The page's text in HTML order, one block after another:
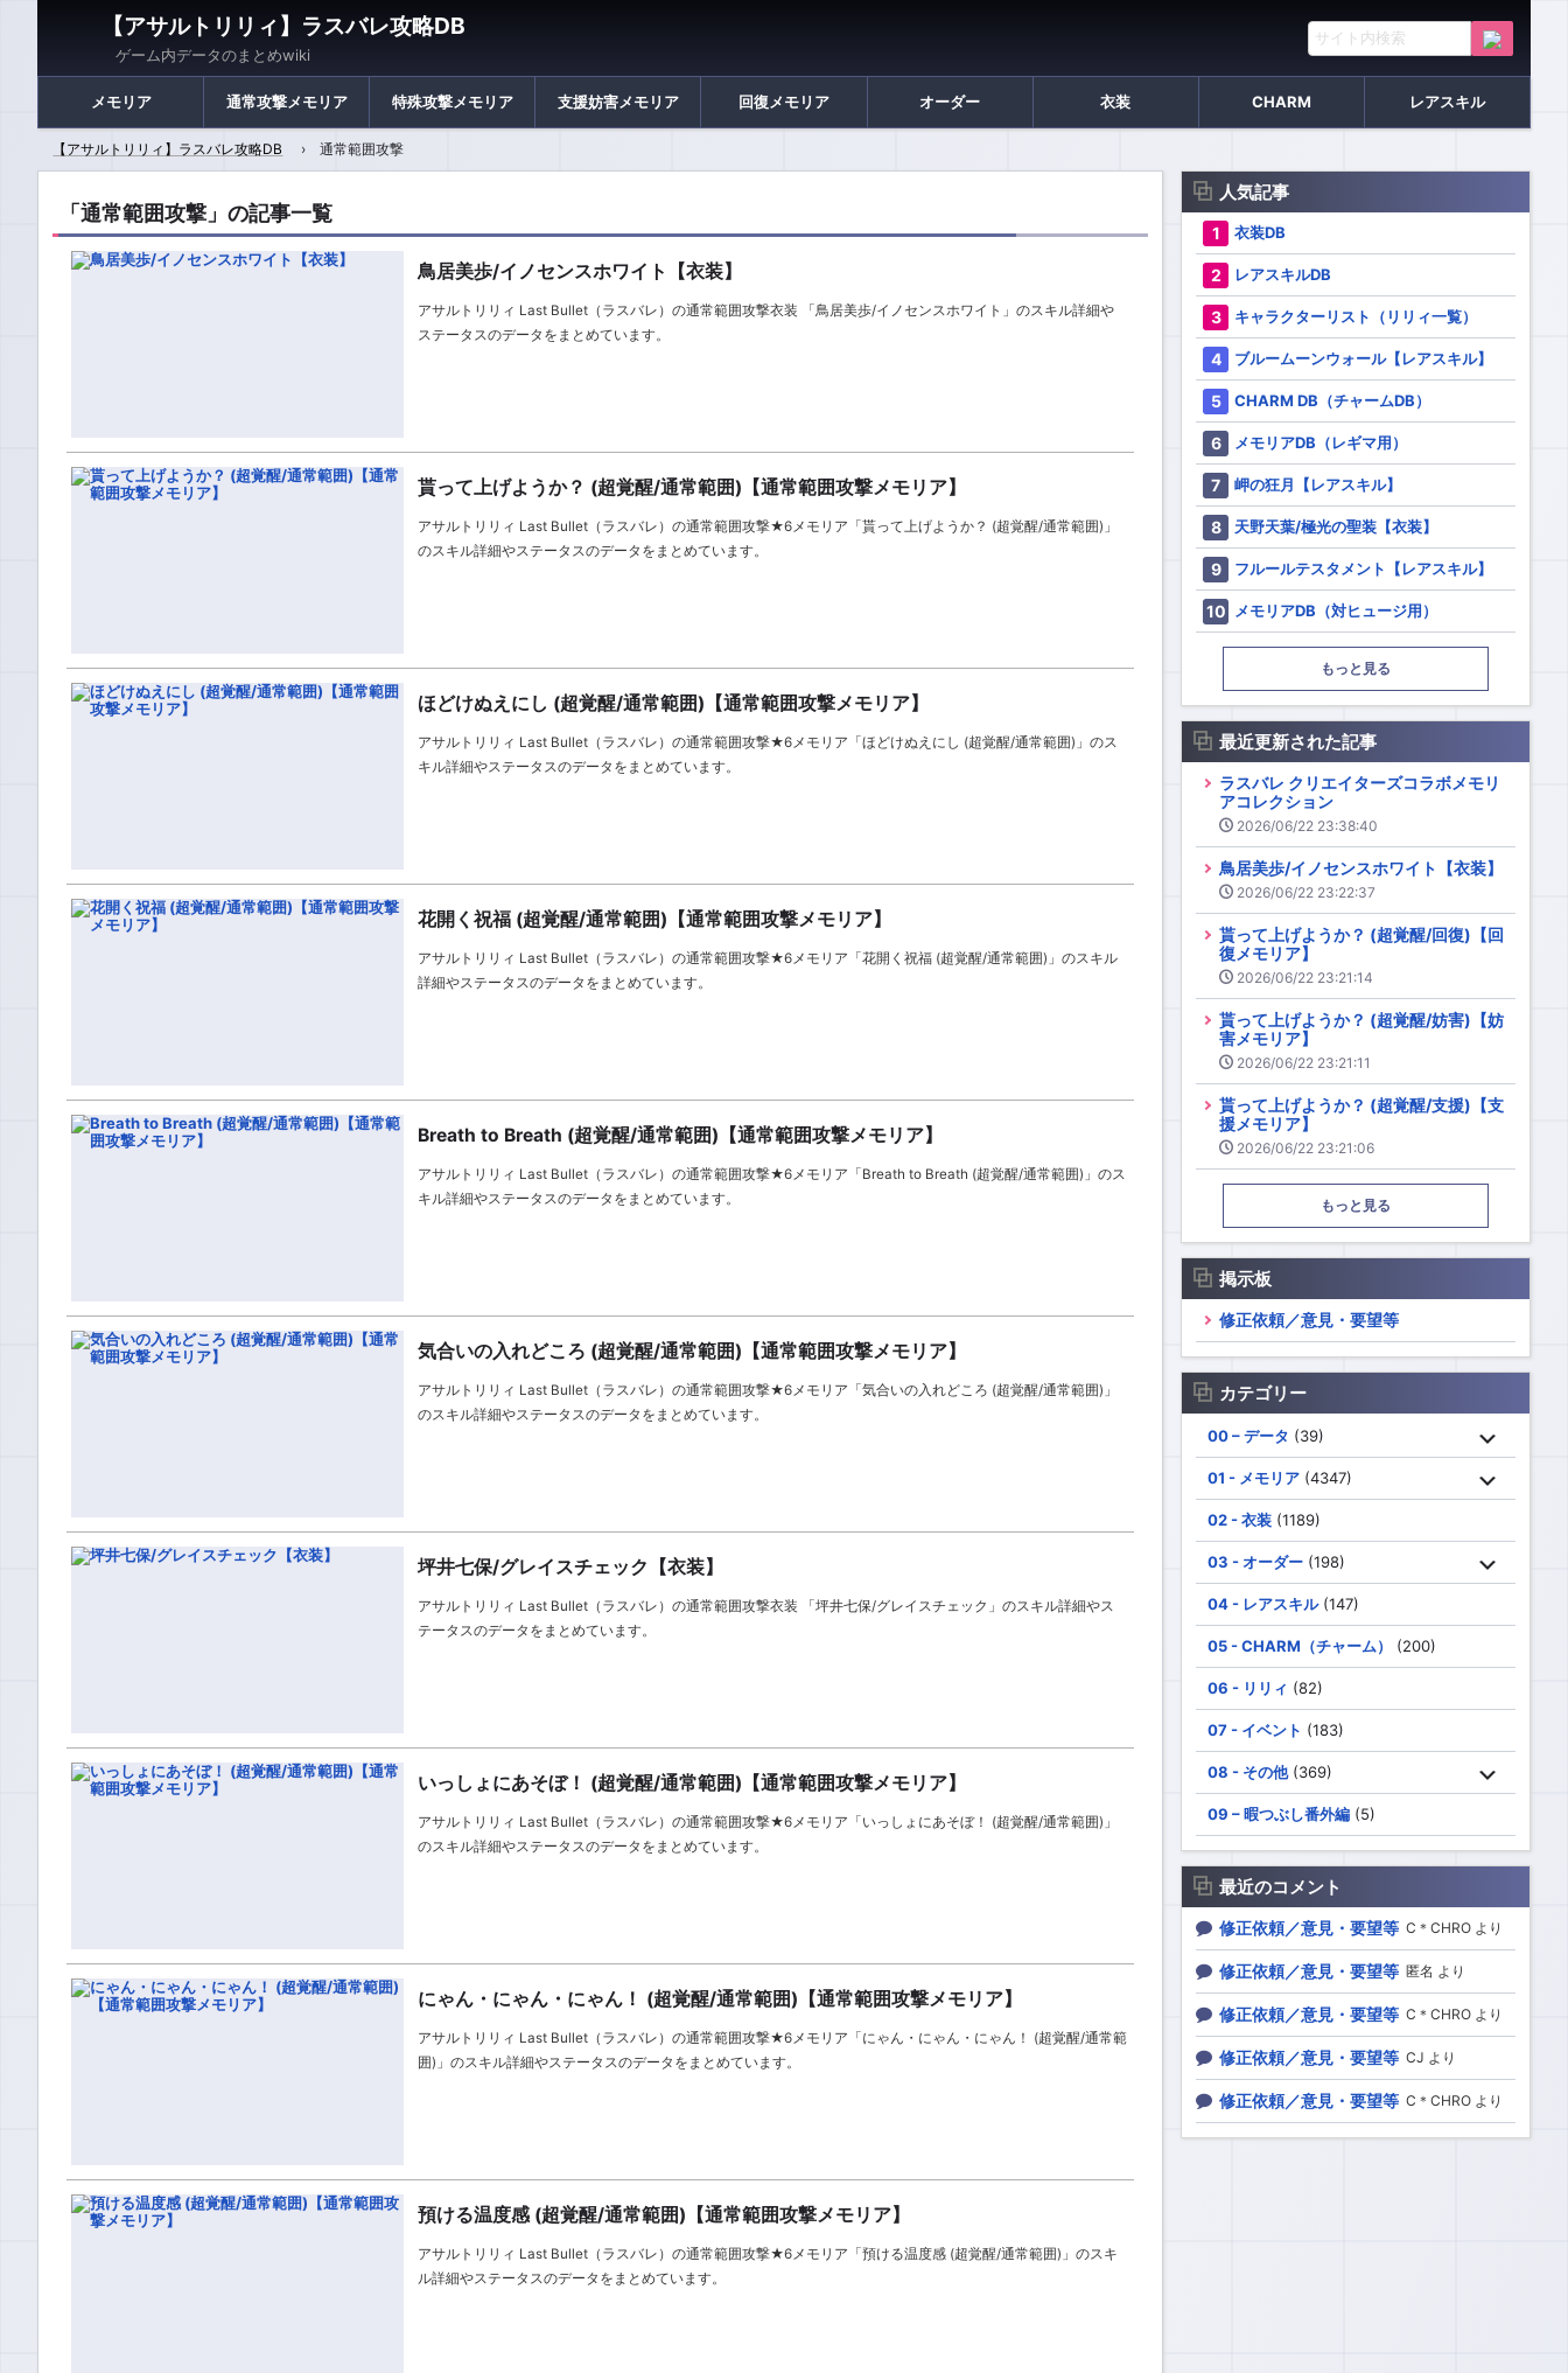
【アサルトリリィ】ラスバレ攻略DB
ゲーム内データのまとめwiki
メモリア 通常攻撃メモリア 特殊攻撃メモリア 支援妨害メモリア 回復メモリア オーダー 衣装 CHARM レアスキル
【アサルトリリィ】ラスバレ攻略DB 通常範囲攻撃
「通常範囲攻撃」の記事一覧
鳥居美歩/イノセンスホワイト【衣装】
アサルトリリィ Last Bullet（ラスバレ）の通常範囲攻撃衣装 「鳥居美歩/イノセンスホワイト」のスキル詳細や
ステータスのデータをまとめています。
貰って上げようか？ (超覚醒/通常範囲)【通常範囲攻撃メモリア】
アサルトリリィ Last Bullet（ラスバレ）の通常範囲攻撃★6メモリア「貰って上げようか？ (超覚醒/通常範囲)」
のスキル詳細やステータスのデータをまとめています。
ほどけぬえにし (超覚醒/通常範囲)【通常範囲攻撃メモリア】
アサルトリリィ Last Bullet（ラスバレ）の通常範囲攻撃★6メモリア「ほどけぬえにし (超覚醒/通常範囲)」のス
キル詳細やステータスのデータをまとめています。
花開く祝福 (超覚醒/通常範囲)【通常範囲攻撃メモリア】
アサルトリリィ Last Bullet（ラスバレ）の通常範囲攻撃★6メモリア「花開く祝福 (超覚醒/通常範囲)」のスキル
詳細やステータスのデータをまとめています。
Breath to Breath (超覚醒/通常範囲)【通常範囲攻撃メモリア】
アサルトリリィ Last Bullet（ラスバレ）の通常範囲攻撃★6メモリア「Breath to Breath (超覚醒/通常範囲)」のス
キル詳細やステータスのデータをまとめています。
気合いの入れどころ (超覚醒/通常範囲)【通常範囲攻撃メモリア】
アサルトリリィ Last Bullet（ラスバレ）の通常範囲攻撃★6メモリア「気合いの入れどころ (超覚醒/通常範囲)」
のスキル詳細やステータスのデータをまとめています。
坪井七保/グレイスチェック【衣装】
アサルトリリィ Last Bullet（ラスバレ）の通常範囲攻撃衣装 「坪井七保/グレイスチェック」のスキル詳細やス
テータスのデータをまとめています。
いっしょにあそぼ！ (超覚醒/通常範囲)【通常範囲攻撃メモリア】
アサルトリリィ Last Bullet（ラスバレ）の通常範囲攻撃★6メモリア「いっしょにあそぼ！ (超覚醒/通常範囲)」
のスキル詳細やステータスのデータをまとめています。
にゃん・にゃん・にゃん！ (超覚醒/通常範囲)【通常範囲攻撃メモリア】
アサルトリリィ Last Bullet（ラスバレ）の通常範囲攻撃★6メモリア「にゃん・にゃん・にゃん！ (超覚醒/通常範
囲)」のスキル詳細やステータスのデータをまとめています。
預ける温度感 (超覚醒/通常範囲)【通常範囲攻撃メモリア】
アサルトリリィ Last Bullet（ラスバレ）の通常範囲攻撃★6メモリア「預ける温度感 (超覚醒/通常範囲)」のスキ
ル詳細やステータスのデータをまとめています。
人気記事
衣装DB
レアスキルDB
キャラクターリスト（リリィ一覧）
ブルームーンウォール【レアスキル】
CHARM DB（チャームDB）
メモリアDB（レギマ用）
岬の狂月【レアスキル】
天野天葉/極光の聖装【衣装】
フルールテスタメント【レアスキル】
メモリアDB（対ヒュージ用）
もっと見る
最近更新された記事
ラスバレ クリエイターズコラボメモリ
アコレクション
2026/06/22 23:38:40
鳥居美歩/イノセンスホワイト【衣装】
2026/06/22 23:22:37
貰って上げようか？ (超覚醒/回復)【回
復メモリア】
2026/06/22 23:21:14
貰って上げようか？ (超覚醒/妨害)【妨
害メモリア】
2026/06/22 23:21:11
貰って上げようか？ (超覚醒/支援)【支
援メモリア】
2026/06/22 23:21:06
もっと見る
掲示板
修正依頼／意見・要望等
カテゴリー
00 – データ (39)
01 - メモリア (4347)
02 - 衣装 (1189)
03 - オーダー (198)
04 - レアスキル(147)
05 - CHARM（チャーム） (200)
06 - リリィ (82)
07 - イベント (183)
08 - その他(369)
09 – 暇つぶし番外編 (5)
最近のコメント
修正依頼／意見・要望等 C＊CHRO より
修正依頼／意見・要望等 匿名 より
修正依頼／意見・要望等 C＊CHRO より
修正依頼／意見・要望等 CJ より
修正依頼／意見・要望等 C＊CHRO より